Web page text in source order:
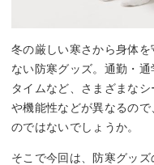
冬の厳しい寒さから身体
ない防寒グッズ。通勤・
タイムなど、さまざまな
や機能性などが異なるの
のではないでしょうか。
そこで今回は、防寒グッ